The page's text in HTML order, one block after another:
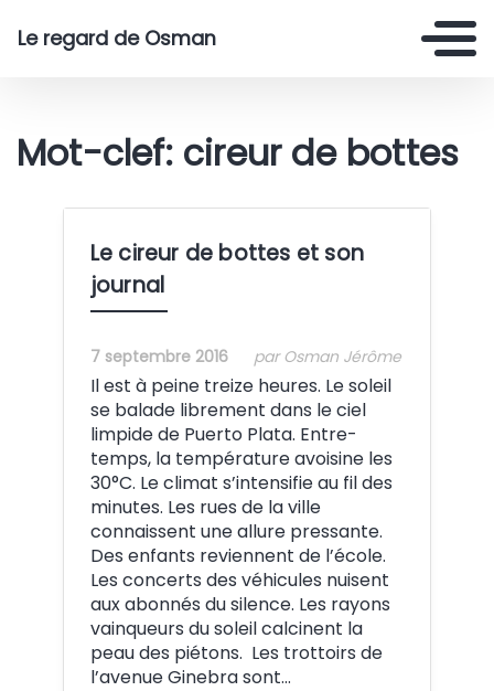
Le regard de Osman
Mot-clef: cireur de bottes
Le cireur de bottes et son
journal
7 septembre 2016 par Osman Jérôme
Il est à peine treize heures. Le soleil
se balade librement dans le ciel
limpide de Puerto Plata. Entre-
temps, la température avoisine les
30°C. Le climat s’intensifie au fil des
minutes. Les rues de la ville
connaissent une allure pressante.
Des enfants reviennent de l’école.
Les concerts des véhicules nuisent
aux abonnés du silence. Les rayons
vainqueurs du soleil calcinent la
peau des piétons. Les trottoirs de
l’avenue Ginebra sont…